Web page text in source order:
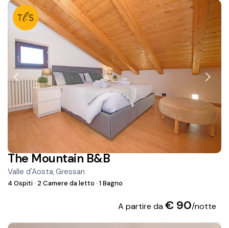
The Mountain B&B
Valle d'Aosta,Gressan
4 Ospiti· 2 Camere da letto· 1 Bagno
A partire da€ 90/notte